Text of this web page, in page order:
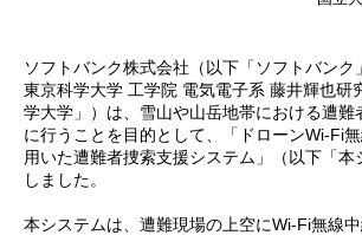
ソフトバンク株式会社（以下「ソフトバンク
東京科学大学 工学院 電気電子系 藤井輝也研
学大学」）は、雪山や山岳地帯における遭難
に行うことを目的として、「ドローンWi-Fi
用いた遭難者捜索支援システム」（以下「本
しました。
本システムは、遭難現場の上空にWi-Fi無線